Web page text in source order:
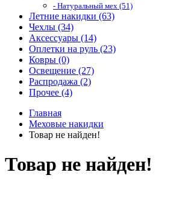
- Натуральный мех (51)
Летние накидки (63)
Чехлы (34)
Аксессуары (14)
Оплетки на руль (23)
Ковры (0)
Освещение (27)
Распродажа (2)
Прочее (4)
Главная
Меховые накидки
Товар не найден!
Товар не найден!